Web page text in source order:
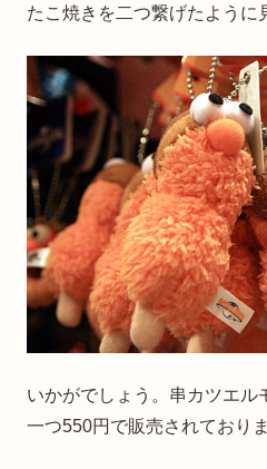
たこ焼きを二つ繋げたように
いかがでしょう。串カツエル
一つ550円で販売されておりま